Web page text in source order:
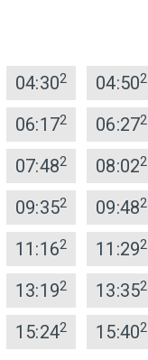
04:302 04:502
06:172 06:272
07:482 08:022
09:352 09:482
11:162 11:292
13:192 13:352
15:242 15:402